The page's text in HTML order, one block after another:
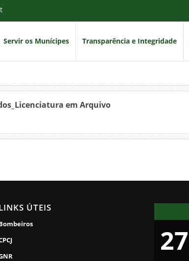
Servir os Munícipes Transparência e Integridade
em Arquivo
ÚTEIS
27